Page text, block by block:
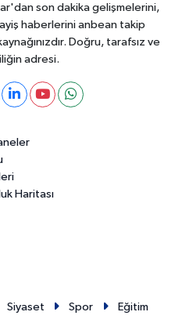
son dakika gelişmelerini,
haberlerini anbean takip
Doğru, tarafsız ve
adresi.
Haritası
Siyaset Spor
Eğitim